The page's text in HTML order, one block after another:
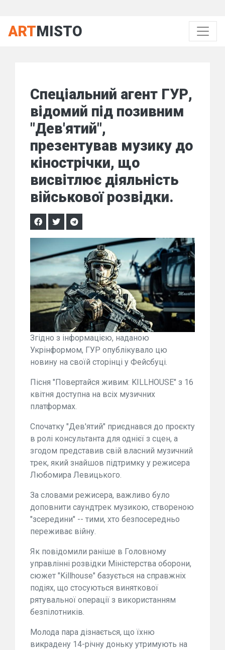
ARTMISTO
Спеціальний агент ГУР,
відомий під позивним
"Дев'ятий",
презентував музику до
кінострічки, що
висвітлює діяльність
військової розвідки.
Згідно з інформацією, наданою
Укрінформом, ГУР опублікувало цю
новину на своїй сторінці у Фейсбуці.
Пісня "Повертайся живим: KILLHOUSE" з 16
квітня доступна на всіх музичних
платформах.
Спочатку "Дев'ятий" приєднався до проєкту
в ролі консультанта для однієї з сцен, а
згодом представив свій власний музичний
трек, який знайшов підтримку у режисера
Любомира Левицького.
За словами режисера, важливо було
доповнити саундтрек музикою, створеною
"зсередини" -- тими, хто безпосередньо
переживає війну.
Як повідомили раніше в Головному
управлінні розвідки Міністерства оборони,
сюжет "Killhouse" базується на справжніх
подіях, що стосуються виняткової
рятувальної операції з використанням
безпілотників.
Молода пара дізнається, що їхню
викрадену 14-річну доньку утримують на